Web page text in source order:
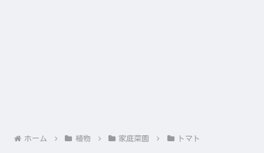
ホーム 植物 家庭菜園 トマト